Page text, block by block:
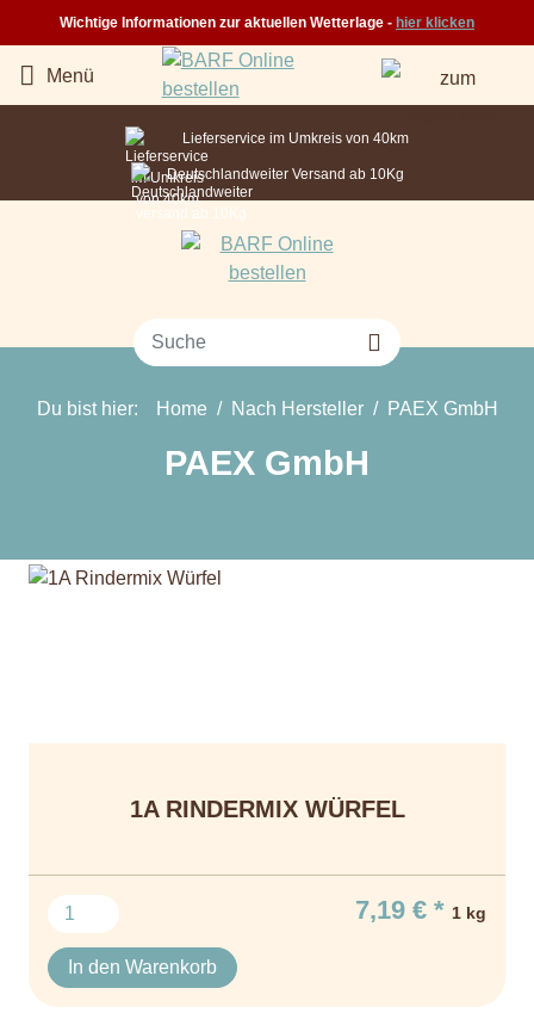
Wichtige Informationen zur aktuellen Wetterlage - hier klicken
Lieferservice im Umkreis von 40km
Deutschlandweiter Versand ab 10Kg
Menü
Suche
Du bist hier: Home Nach Hersteller PAEX GmbH
PAEX GmbH
1A RINDERMIX WÜRFEL
7,19 € * 1 kg
In den Warenkorb